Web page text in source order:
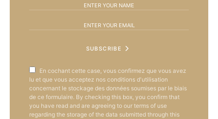
SUBSCRIBE
En cochant cette case, vous confirmez que vous avez
lu et que vous acceptez nos conditions d'utilisation
concernant le stockage des données soumises par le biais
de ce formulaire. By checking this box, you confirm that
you have read and are agreeing to our terms of use
regarding the storage of the data submitted through this